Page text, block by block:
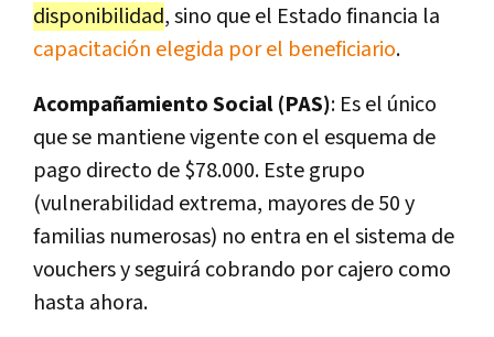
disponibilidad, sino que el Estado financia la
capacitación elegida por el beneficiario.
Acompañamiento Social (PAS): Es el único
que se mantiene vigente con el esquema de
pago directo de $78.000. Este grupo
(vulnerabilidad extrema, mayores de 50 y
familias numerosas) no entra en el sistema de
vouchers y seguirá cobrando por cajero como
hasta ahora.